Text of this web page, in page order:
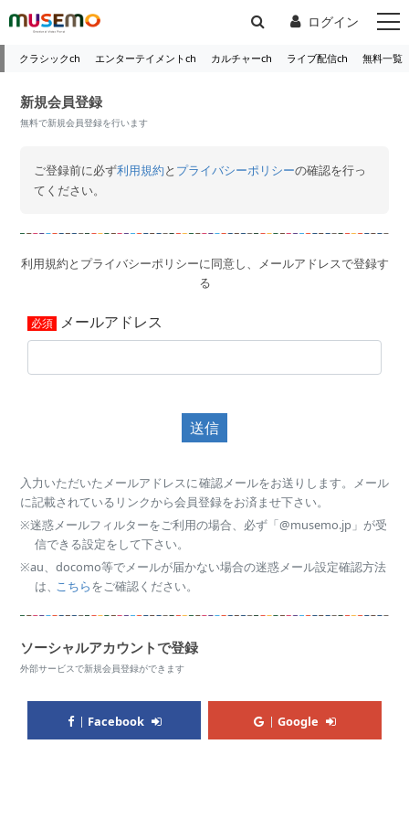
ログイン
クラシックch エンターテイメントch カルチャーch ライブ配信ch 無料一覧
新規会員登録
無料で新規会員登録を行います
ご登録前に必ず利用規約と プライバシーポリシーの確認を行っ
てください。
利用規約とプライバシーポリシーに同意し、メールアドレスで登録す
る
メールアドレス
送信
入力いただいたメールアドレスに確認メールをお送りします。メール
に記載されているリンクから会員登録をお済ませ下さい。
※迷惑メールフィルターをご利用の場合、必ず「@musemo.jp」が受
信できる設定をして下さい。
※au、docomo等でメールが届かない場合の迷惑メール設定確認方法
は、こちらをご確認ください。
ソーシャルアカウントで登録
外部サービスで新規会員登録ができます
Facebook Google